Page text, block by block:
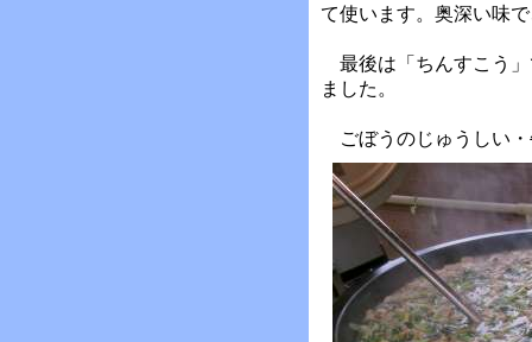
て使います。奥深い味
最後は「ちんすこう」
ました。
ごぼうのじゅうしい・